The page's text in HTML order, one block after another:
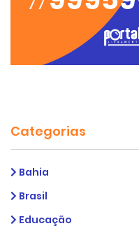
Categorias
Bahia
Brasil
Educação